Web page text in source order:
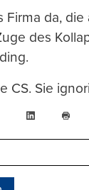
Firma da,
des
CS. Sie
FacebookLinkedIn